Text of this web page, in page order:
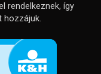
rendelkeznek, így
hozzájuk.